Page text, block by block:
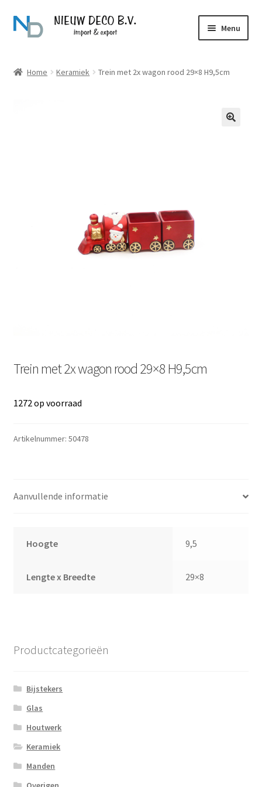
Ga
door
navigatie
Ga
naar
inhoud
Menu
Home Keramiek Trein met 2x wagon rood 29×8 H9,5cm
Trein met 2x wagon rood 29×8 H9,5cm
1272 op voorraad
Artikelnummer: 50478
Aanvullende informatie
Hoogte 9,5
Lengte x Breedte 29×8
Productcategorieën
Bijstekers
Glas
Houtwerk
Keramiek
Manden